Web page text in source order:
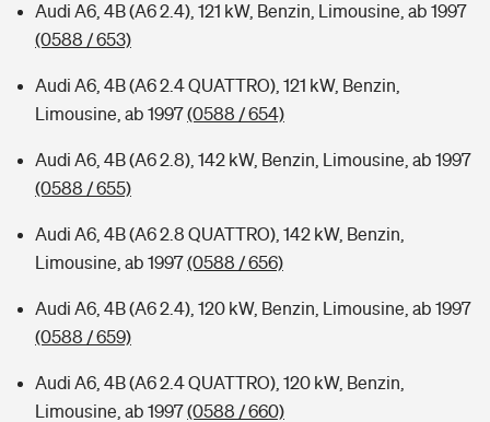
Audi A6, 4B (A6 2.4), 121 kW, Benzin, Limousine, ab 1997
(0588 / 653)
Audi A6, 4B (A6 2.4 QUATTRO), 121 kW, Benzin,
Limousine, ab 1997(0588 / 654)
Audi A6, 4B (A6 2.8), 142 kW, Benzin, Limousine, ab 1997
(0588 / 655)
Audi A6, 4B (A6 2.8 QUATTRO), 142 kW, Benzin,
Limousine, ab 1997(0588 / 656)
Audi A6, 4B (A6 2.4), 120 kW, Benzin, Limousine, ab 1997
(0588 / 659)
Audi A6, 4B (A6 2.4 QUATTRO), 120 kW, Benzin,
Limousine, ab 1997(0588 / 660)